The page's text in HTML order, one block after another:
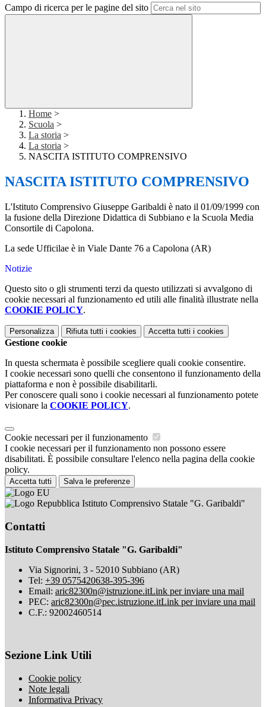
Campo di ricerca per le pagine del sito
Home >
Scuola >
La storia >
La storia >
NASCITA ISTITUTO COMPRENSIVO
NASCITA ISTITUTO COMPRENSIVO
L'Istituto Comprensivo Giuseppe Garibaldi è nato il 01/09/1999 con
la fusione della Direzione Didattica di Subbiano e la Scuola Media
Consortile di Capolona.
La sede Ufficilae è in Viale Dante 76 a Capolona (AR)
Notizie
Questo sito o gli strumenti terzi da questo utilizzati si avvalgono di
cookie necessari al funzionamento ed utili alle finalità illustrate nella
COOKIE POLICY.
Personalizza Rifiuta tutti i cookies Accetta tutti i cookies
Gestione cookie
In questa schermata è possibile scegliere quali cookie consentire.
I cookie necessari sono quelli che consentono il funzionamento della
piattaforma e non è possibile disabilitarli.
Per conoscere quali sono i cookie necessari al funzionamento potete
visionare la COOKIE POLICY.
Cookie necessari per il funzionamento
I cookie necessari per il funzionamento non possono essere
disabilitati. È possibile consultare l'elenco nella pagina della cookie
policy.
Accetta tutti Salva le preferenze
Istituto Comprensivo Statale "G. Garibaldi"
Contatti
Istituto Comprensivo Statale "G. Garibaldi"
Via Signorini, 3 - 52010 Subbiano (AR)
Tel: +39 0575420638-395-396
Email: aric82300n@istruzione.itLink per inviare una mail
PEC: aric82300n@pec.istruzione.itLink per inviare una mail
C.F.: 92002460514
Sezione Link Utili
Cookie policy
Note legali
Informativa Privacy